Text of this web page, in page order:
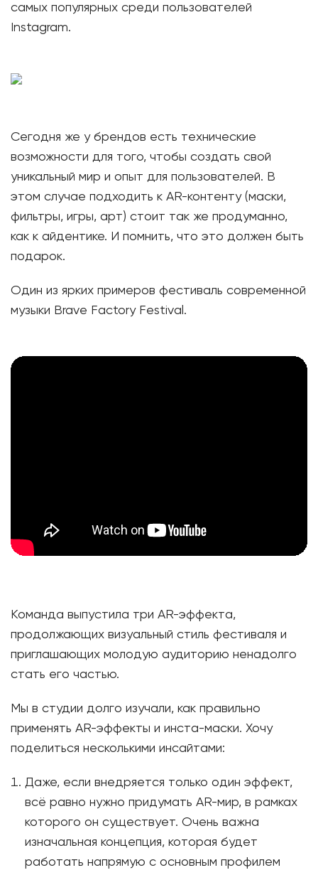
самых популярных среди пользователей
Instagram.
Сегодня же у брендов есть технические
возможности для того, чтобы создать свой
уникальный мир и опыт для пользователей. В
этом случае подходить к AR-контенту (маски,
фильтры, игры, арт) стоит так же продуманно,
как к айдентике. И помнить, что это должен быть
подарок.
Один из ярких примеров фестиваль современной
музыки Brave Factory Festival.
Команда выпустила три AR-эффекта,
продолжающих визуальный стиль фестиваля и
приглашающих молодую аудиторию ненадолго
стать его частью.
Мы в студии долго изучали, как правильно
применять АR-эффекты и инста-маски. Хочу
поделиться несколькими инсайтами:
Даже, если внедряется только один эффект,
всё равно нужно придумать АR-мир, в рамках
которого он существует. Очень важна
изначальная концепция, которая будет
работать напрямую с основным профилем